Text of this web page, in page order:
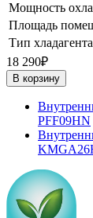
Мощность
Площадь
Тип
18 290₽
В корзину
PFF09HN